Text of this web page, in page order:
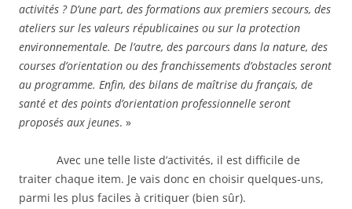
activités ? D’une part, des formations aux premiers secours, des
ateliers sur les valeurs républicaines ou sur la protection
environnementale. De l’autre, des parcours dans la nature, des
courses d’orientation ou des franchissements d’obstacles seront
au programme. Enfin, des bilans de maîtrise du français, de
santé et des points d’orientation professionnelle seront
proposés aux jeunes. »
Avec une telle liste d’activités, il est difficile de
traiter chaque item. Je vais donc en choisir quelques-uns,
parmi les plus faciles à critiquer (bien sûr).